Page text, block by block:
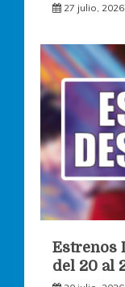
27 julio, 2026
Estrenos
del 20 al